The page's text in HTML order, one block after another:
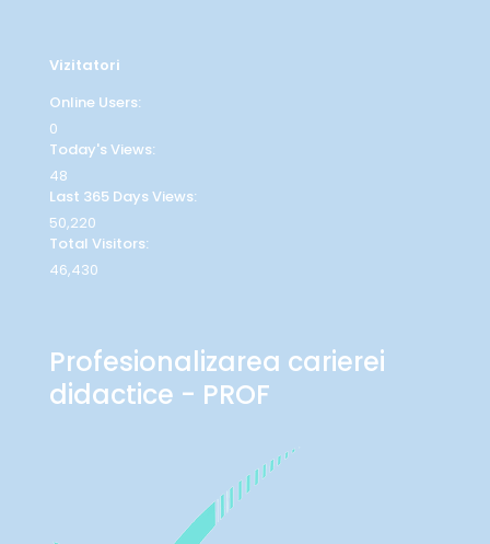
Vizitatori
Online Users:
0
Today's Views:
48
Last 365 Days Views:
50,220
Total Visitors:
46,430
Profesionalizarea carierei
didactice - PROF